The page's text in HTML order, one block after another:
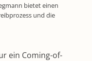
bietet einen
und die
ein Coming-of-